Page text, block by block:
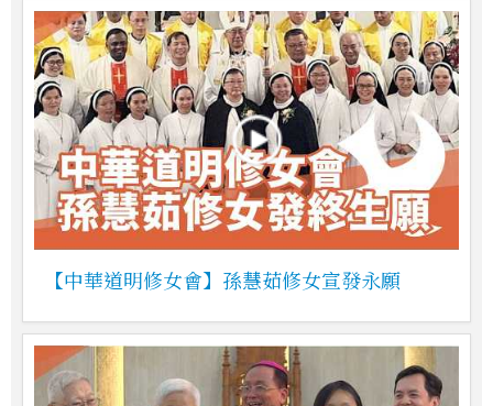
【中華道明修女會】孫慧茹修女宣發永願